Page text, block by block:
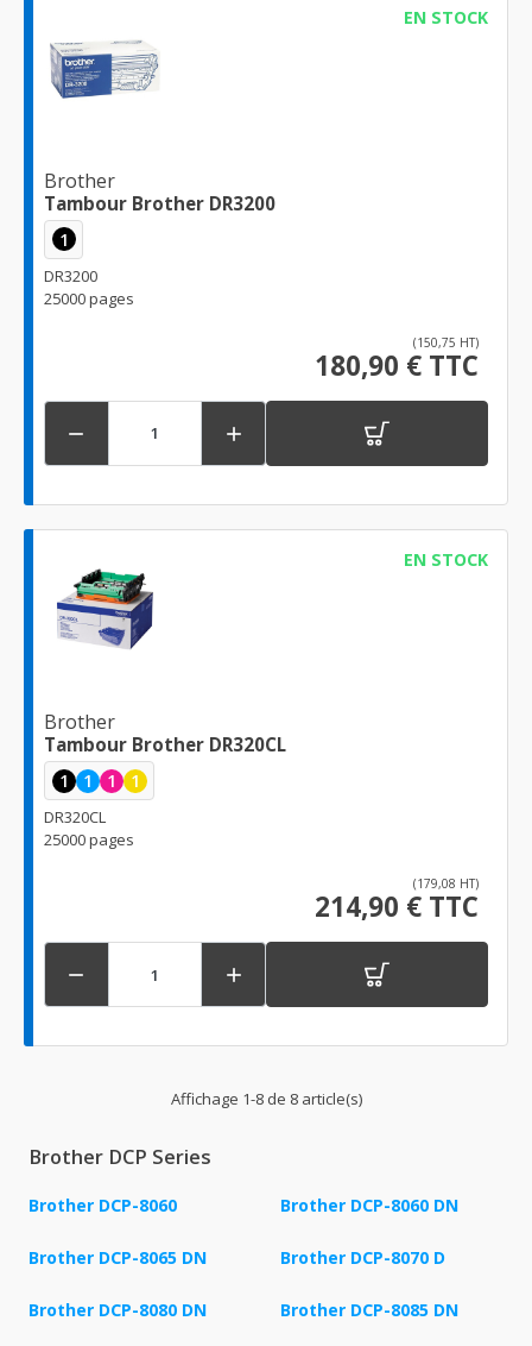
EN STOCK
Brother
Tambour Brother DR3200
1
DR3200
25000 pages
(150,75 HT)
180,90 € TTC
 
EN STOCK
Brother
Tambour Brother DR320CL
1 1 1 1
DR320CL
25000 pages
(179,08 HT)
214,90 € TTC
 
Affichage 1-8 de 8 article(s)
Brother DCP Series
Brother DCP-8060 Brother DCP-8060 DN
Brother DCP-8065 DN Brother DCP-8070 D
Brother DCP-8080 DN Brother DCP-8085 DN